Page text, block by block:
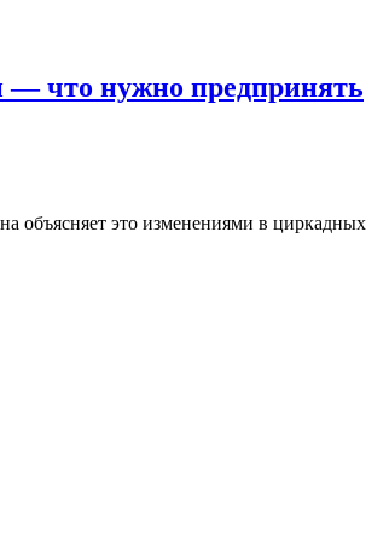
— что нужно предпринять
объясняет это изменениями в циркадных